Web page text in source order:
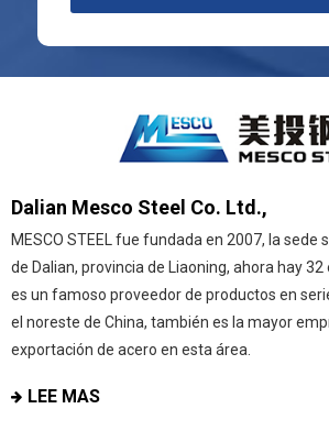
Dalian Mesco Steel Co. Ltd.,
MESCO STEEL fue fundada en 2007, la sede
de Dalian, provincia de Liaoning, ahora hay 32
es un famoso proveedor de productos en
el noreste de China, también es la mayor
exportación de acero en esta área.
LEE MAS